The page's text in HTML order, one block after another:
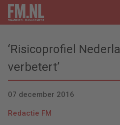
‘Risicoprofiel
verbetert’
07 december 2016
Redactie FM